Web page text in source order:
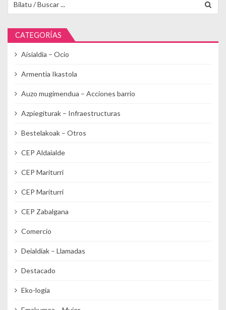
CATEGORÍAS
Aisialdia – Ocio
Armentia Ikastola
Auzo mugimendua – Acciones barrio
Azpiegiturak – Infraestructuras
Bestelakoak – Otros
CEP Aldaialde
CEP Mariturri
CEP Mariturri
CEP Zabalgana
Comercio
Deialdiak – Llamadas
Destacado
Eko-logia